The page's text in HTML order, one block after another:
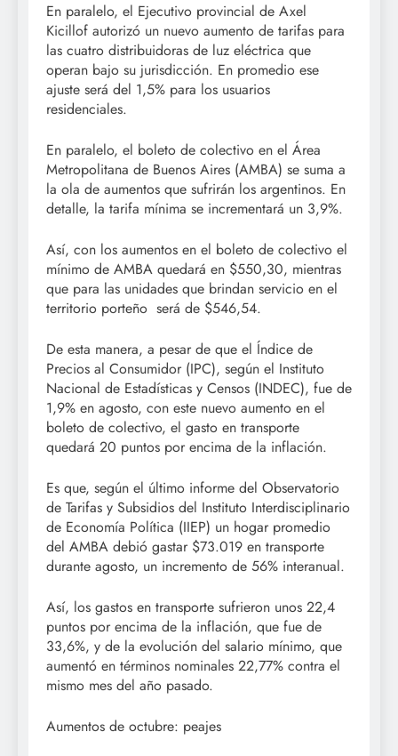
En paralelo, el Ejecutivo provincial de Axel
Kicillof autorizó un nuevo aumento de tarifas para
las cuatro distribuidoras de luz eléctrica que
operan bajo su jurisdicción. En promedio ese
ajuste será del 1,5% para los usuarios
residenciales.
En paralelo, el boleto de colectivo en el Área
Metropolitana de Buenos Aires (AMBA) se suma a
la ola de aumentos que sufrirán los argentinos. En
detalle, la tarifa mínima se incrementará un 3,9%.
Así, con los aumentos en el boleto de colectivo el
mínimo de AMBA quedará en $550,30, mientras
que para las unidades que brindan servicio en el
territorio porteño será de $546,54.
De esta manera, a pesar de que el Índice de
Precios al Consumidor (IPC), según el Instituto
Nacional de Estadísticas y Censos (INDEC), fue de
1,9% en agosto, con este nuevo aumento en el
boleto de colectivo, el gasto en transporte
quedará 20 puntos por encima de la inflación.
Es que, según el último informe del Observatorio
de Tarifas y Subsidios del Instituto Interdisciplinario
de Economía Política (IIEP) un hogar promedio
del AMBA debió gastar $73.019 en transporte
durante agosto, un incremento de 56% interanual.
Así, los gastos en transporte sufrieron unos 22,4
puntos por encima de la inflación, que fue de
33,6%, y de la evolución del salario mínimo, que
aumentó en términos nominales 22,77% contra el
mismo mes del año pasado.
Aumentos de octubre: peajes